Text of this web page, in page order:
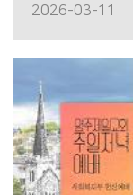
2026-03-11